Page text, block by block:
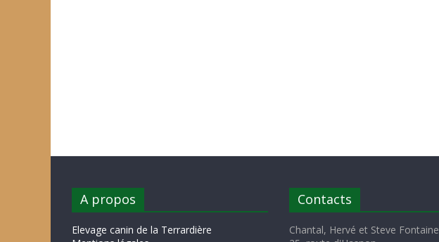
A propos
Elevage canin de la Terrardière
Contacts
Chantal, Hervé et Steve Fontaine